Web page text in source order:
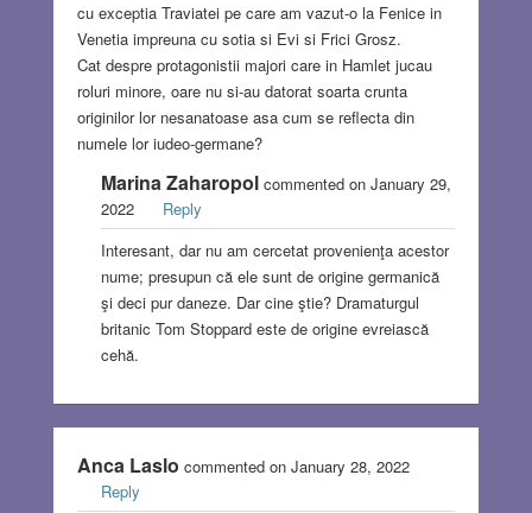
cu exceptia Traviatei pe care am vazut-o la Fenice in
Venetia impreuna cu sotia si Evi si Frici Grosz.
Cat despre protagonistii majori care in Hamlet jucau
roluri minore, oare nu si-au datorat soarta crunta
originilor lor nesanatoase asa cum se reflecta din
numele lor iudeo-germane?
Marina Zaharopol commented on January 29,
2022
Reply
Interesant, dar nu am cercetat provenienţa acestor
nume; presupun că ele sunt de origine germanică
şi deci pur daneze. Dar cine ştie? Dramaturgul
britanic Tom Stoppard este de origine evreiască
cehă.
Anca Laslo commented on January 28, 2022
Reply